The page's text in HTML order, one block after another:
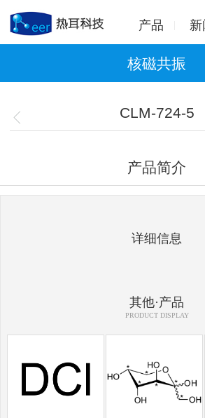
产品 新
核磁共振
CLM-724-5
产品简介
详细信息
其他·产品
PRODUCT DISPLAY